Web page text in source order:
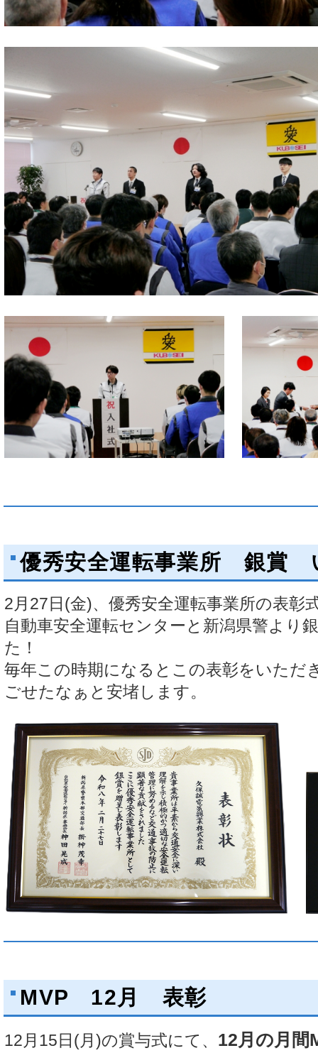
優秀安全運転事業所 銀賞
2月27日(金)、 優秀安全運転事業所の表彰
自動車安全運転センターと新潟県警より
た！
毎年この時期になるとこの表彰をいただ
ごせたなぁと安堵します。
MVP 12月 表彰
12月15日(月)の賞与式にて、 12月の月間